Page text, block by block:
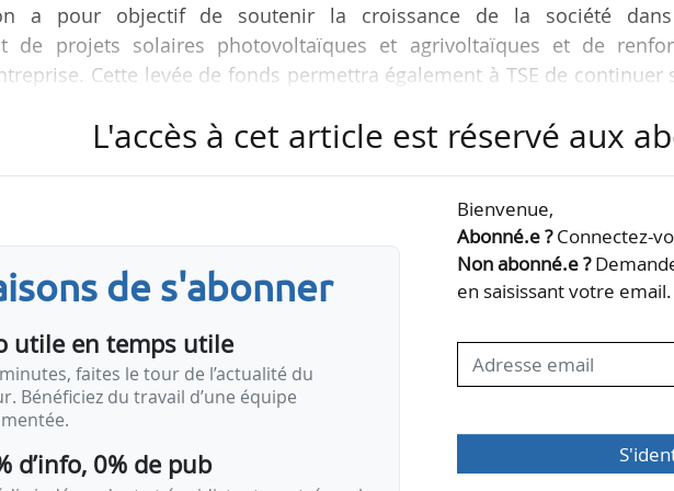
a pour objectif de soutenir la croissance de la société
de projets solaires photovoltaïques et agrivoltaïques et de
Cette levée de fonds permettra également à TSE de continuer
avec des acteurs du monde agricole pour intensifier
sur l’ensemble de la chaine de valeur du solaire :
supervision et gestion opérationnelle. La société dispose
L'accès à cet article est réservé aux
de s'abonner
utile en temps utile
faites le tour de l’actualité du
Bénéficiez du travail d’une équipe
d’info, 0% de pub
Bienvenue,
Abonné.e ?Connectez-
Non abonné.e ?
en saisissant votre email.